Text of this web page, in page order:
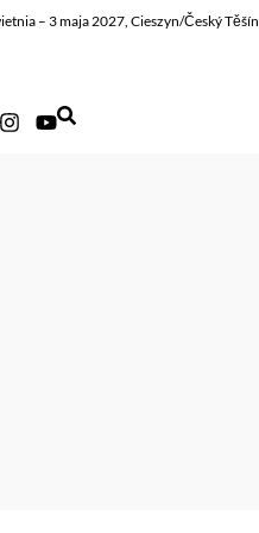
– 3 maja 2027, Cieszyn/Český Těšín